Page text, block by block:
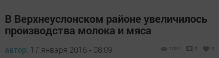
В Верхнеуслонском районе увеличилось
производства молока и мяса
автор, 17 января 2016 - 08:09 1057 0 0